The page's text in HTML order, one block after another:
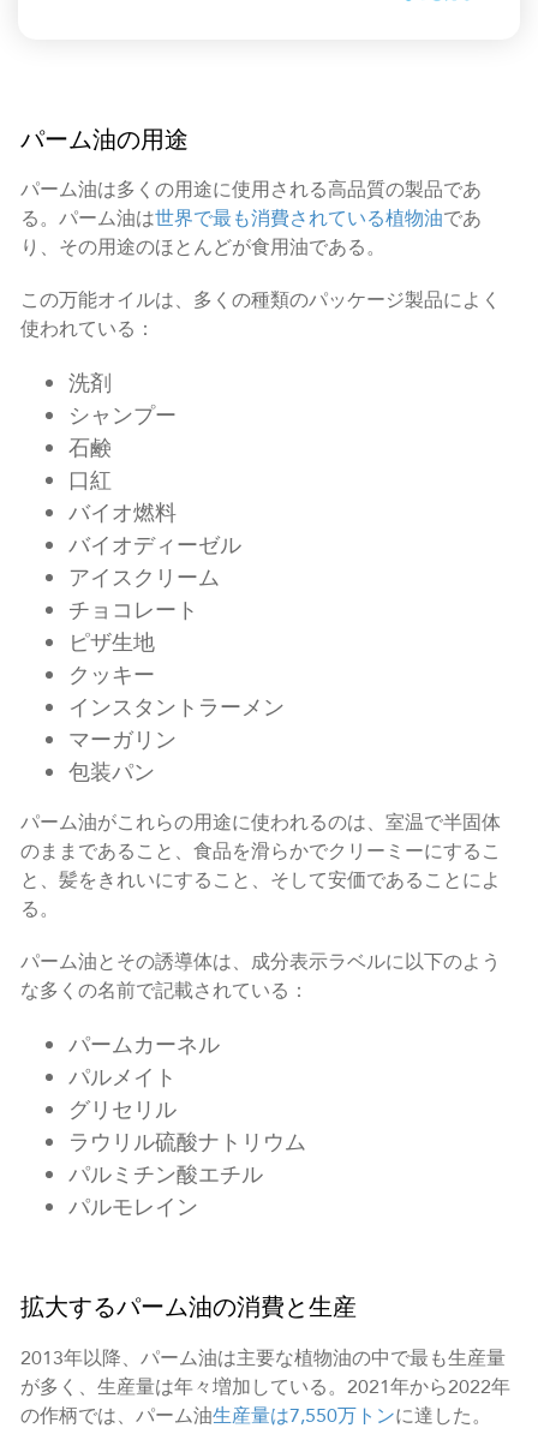
パーム油の用途
パーム油は多くの用途に使用される高品質の製品であ
る。パーム油は世界で最も消費されている植物油であ
り、その用途のほとんどが食用油である。
この万能オイルは、多くの種類のパッケージ製品によく
使われている：
洗剤
シャンプー
石鹸
口紅
バイオ燃料
バイオディーゼル
アイスクリーム
チョコレート
ピザ生地
クッキー
インスタントラーメン
マーガリン
包装パン
パーム油がこれらの用途に使われるのは、室温で半固体
のままであること、食品を滑らかでクリーミーにするこ
と、髪をきれいにすること、そして安価であることによ
る。
パーム油とその誘導体は、成分表示ラベルに以下のよう
な多くの名前で記載されている：
パームカーネル
パルメイト
グリセリル
ラウリル硫酸ナトリウム
パルミチン酸エチル
パルモレイン
拡大するパーム油の消費と生産
2013年以降、パーム油は主要な植物油の中で最も生産量
が多く、生産量は年々増加している。2021年から2022年
の作柄では、パーム油生産量は7,550万トンに達した。